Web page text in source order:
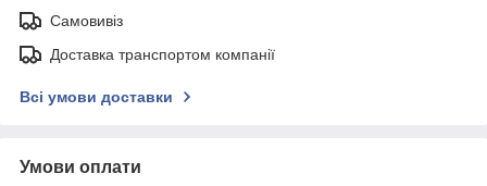
Самовивіз
Доставка транспортом компанії
Всі умови доставки
Умови оплати